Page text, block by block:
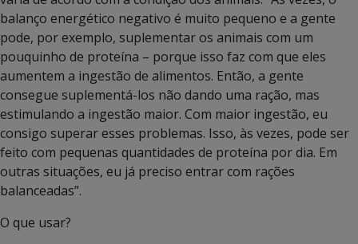
balanço energético negativo é muito pequeno e a gente
pode, por exemplo, suplementar os animais com um
pouquinho de proteína – porque isso faz com que eles
aumentem a ingestão de alimentos. Então, a gente
consegue suplementá-los não dando uma ração, mas
estimulando a ingestão maior. Com maior ingestão, eu
consigo superar esses problemas. Isso, às vezes, pode ser
feito com pequenas quantidades de proteína por dia. Em
outras situações, eu já preciso entrar com rações
balanceadas”.
O que usar?